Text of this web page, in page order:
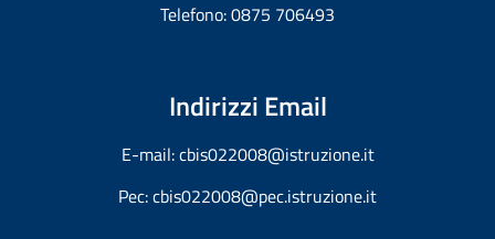
Telefono: 0875 706493
Indirizzi Email
E-mail:cbis022008@istruzione.it
Pec:cbis022008@pec.istruzione.it